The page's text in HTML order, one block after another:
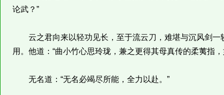
论武？”
云之君向来以轻功见长，至于流云刀，难堪与沉风剑一
用。他道：“曲小竹心思玲珑，兼之更得其母真传的柔荑指
无名道：“无名必竭尽所能，全力以赴。”